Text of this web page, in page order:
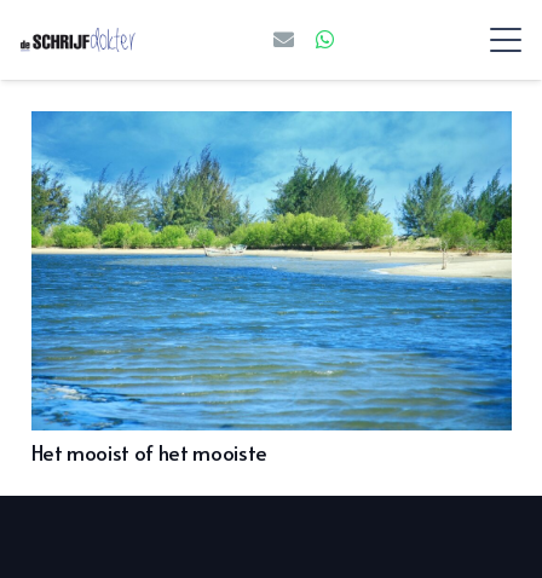
Het mooist of het mooiste